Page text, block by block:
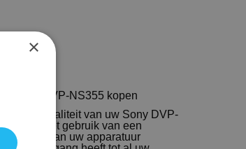
DVP-NS355 kopen
functionaliteit van uw Sony DVP-
Het gebruik van een
van uw apparatuur
×